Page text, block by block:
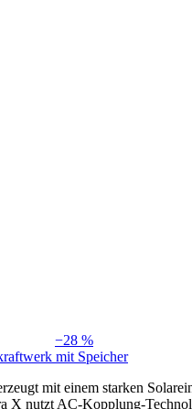
−28 %
mit Speicher
mit einem starken
X nutzt AC-Kopplung-